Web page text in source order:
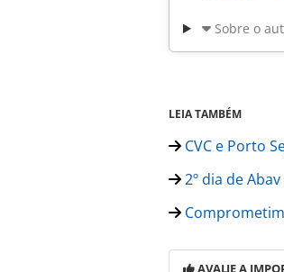
Sobre o
LEIA TAMBÉM
CVC e Porto
2º dia de
AVALIE A